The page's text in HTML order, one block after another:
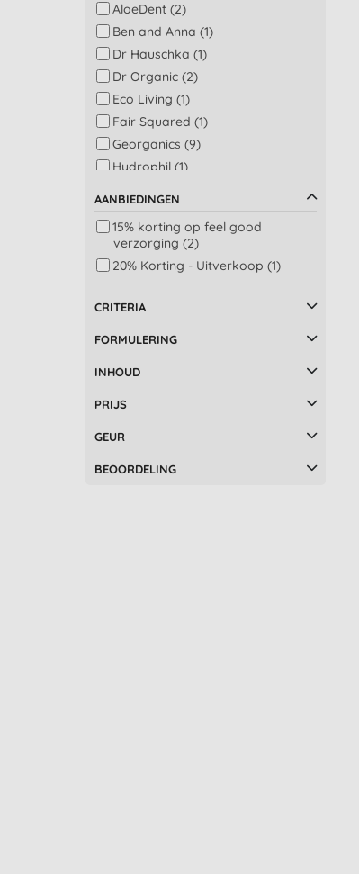
AloeDent (2)
Ben and Anna (1)
Dr Hauschka (1)
Dr Organic (2)
Eco Living (1)
Fair Squared (1)
Georganics (9)
Hydrophil (1)
Smyle (1)
Tio (2)
AANBIEDINGEN
15% korting op feel good
verzorging (2)
20% Korting - Uitverkoop (1)
CRITERIA
FORMULERING
INHOUD
PRIJS
GEUR
BEOORDELING